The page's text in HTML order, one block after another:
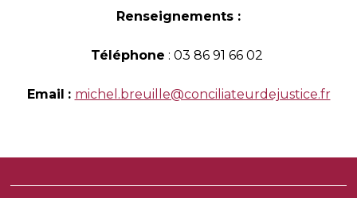
Renseignements :
Téléphone : 03 86 91 66 02
Email : michel.breuille@conciliateurdejustice.fr